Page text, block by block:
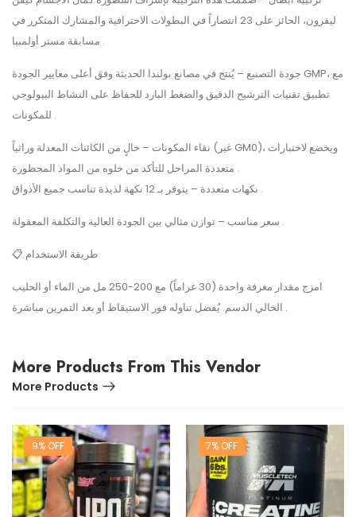
ليفرون، الحائز على 23 انتصاراً في البطولات الاحترافية والمشارك المتكرر في
مسابقة مستر أولمبيا .
جودة التصنيع – يُنتج في مصانع بولندا الحديثة وفق أعلى معايير الجودة GMP، مع
تطبيق تقنيات الترشيح الدقيق والضغط البارد للحفاظ على النشاط البيولوجي
للمكونات .
نقاء المكونات – خالٍ من الكائنات المعدلة وراثياً (غير GM0)، ويخضع لاختبارات
متعددة المراحل للتأكد من خلوه من المواد المحظورة .
نكهات متعددة – يتوفر بـ 12 نكهة لذيذة تناسب جميع الأذواق .
سعر مناسب – توازن مثالي بين الجودة العالية والتكلفة المعقولة .
📋 طريقة الاستخدام
امزج مقدار مغرفة واحدة (30 غراماً) مع 200-250 مل من الماء أو الحليب
الخالي الدسم. يُفضل تناوله فور الاستيقاظ أو بعد التمرين مباشرة .
More Products From This Vendor
More Products
9% OFF 7% OFF